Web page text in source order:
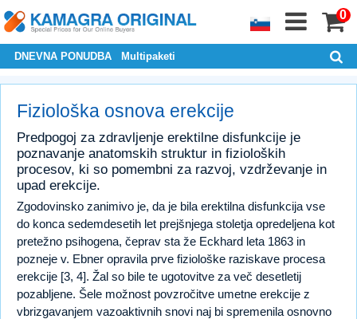
0
DNEVNA PONUDBA Multipaketi
Fiziološka osnova erekcije
Predpogoj za zdravljenje erektilne disfunkcije je
poznavanje anatomskih struktur in fizioloških
procesov, ki so pomembni za razvoj, vzdrževanje in
upad erekcije.
Zgodovinsko zanimivo je, da je bila erektilna disfunkcija vse
do konca sedemdesetih let prejšnjega stoletja opredeljena kot
pretežno psihogena, čeprav sta že Eckhard leta 1863 in
pozneje v. Ebner opravila prve fiziološke raziskave procesa
erekcije [3, 4]. Žal so bile te ugotovitve za več desetletij
pozabljene. Šele možnost povzročitve umetne erekcije z
vbrizgavanjem vazoaktivnih snovi naj bi spremenila osnovno